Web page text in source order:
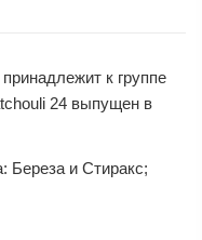
к группе
24 выпущен в
Береза и Стиракс;